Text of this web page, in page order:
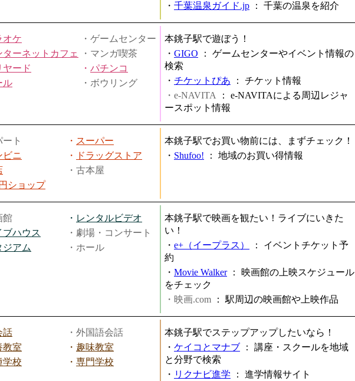
・ 千葉温泉ガイド.jp ： 千葉の温泉を紹介
オケ
・ゲームセンター
ターネットカフェ
・マンガ喫茶
ヤード ・ パチンコ
ル ・ボウリング
本銚子駅で遊ぼう！
・ GIGO ： ゲームセンターやイベント情報の
検索
・ チケットぴあ ： チケット情報
・e-NAVITA
： e-NAVITAによる周辺レジャ
ースポット情報
ート ・ スーパー
ビニ ・
ドラッグストア
・古本屋
ショップ
本銚子駅でお買い物前には、まずチェック！
・ Shufoo! ： 地域のお買い得情報
館 ・ レンタルビデオ
ブハウス
・劇場・コンサート
ジアム ・ホール
本銚子駅で映画を観たい！ライブにいきた
い！
・ e+（イープラス） ： イベントチケット予
約
・ Movie Walker： 映画館の上映スケジュール
をチェック
・映画.com ： 駅周辺の映画館や上映作品
話
・外国語会話
教室 ・ 趣味教室
学校 ・ 専門学校
本銚子駅でステップアップしたいなら！
・ ケイコとマナブ ： 講座・スクールを地域
と分野で検索
・ リクナビ進学 ： 進学情報サイト